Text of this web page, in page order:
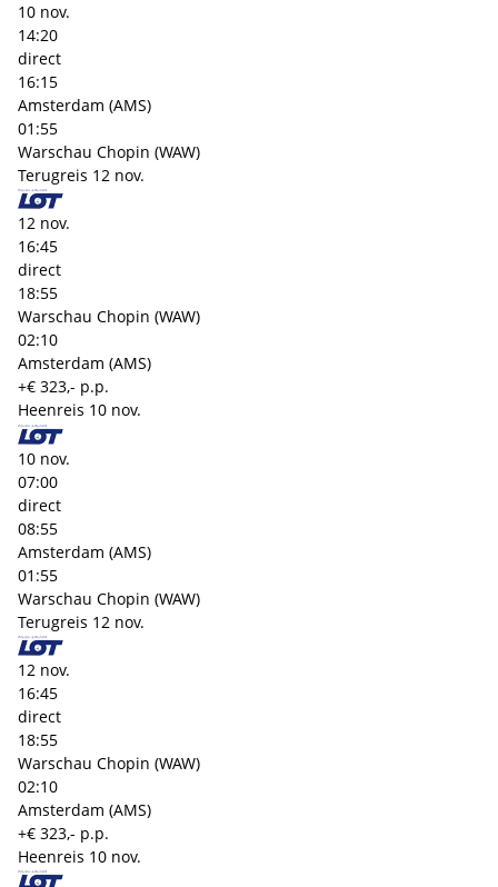
10 nov.
14:20
direct
16:15
Amsterdam (AMS)
01:55
Warschau Chopin (WAW)
Terugreis 12 nov.
12 nov.
16:45
direct
18:55
Warschau Chopin (WAW)
02:10
Amsterdam (AMS)
+€ 323,- p.p.
Heenreis 10 nov.
10 nov.
07:00
direct
08:55
Amsterdam (AMS)
01:55
Warschau Chopin (WAW)
Terugreis 12 nov.
12 nov.
16:45
direct
18:55
Warschau Chopin (WAW)
02:10
Amsterdam (AMS)
+€ 323,- p.p.
Heenreis 10 nov.